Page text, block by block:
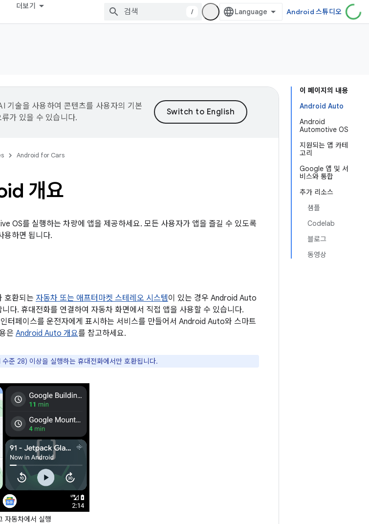
더보기
/ Android 스튜디오
이 페이지의 내용
Android Auto
Android
Automotive OS
지원되는 앱 카테
고리
Google 앱 및 서
비스와 통합
추가 리소스
샘플
Codelab
블로그
동영상
기술을 사용하여 콘텐츠를 사용자의 기본
가 있을 수 있습니다.
Android for Cars
개요
OS를 실행하는 차량에 앱을 제공하세요. 모든 사용자가 앱을 즐길 수 있도록
용하면 됩니다.
호환되는 자동차 또는 애프터마켓 스테레오 시스템이 있는 경우 Android Auto
다. 휴대전화를 연결하여 자동차 화면에서 직접 앱을 사용할 수 있습니다.
터페이스를 운전자에게 표시하는 서비스를 만들어서 Android Auto와 스마트
은 Android Auto 개요를 참고하세요.
28) 이상을 실행하는 휴대전화에서만 호환됩니다.
동차에서 실행